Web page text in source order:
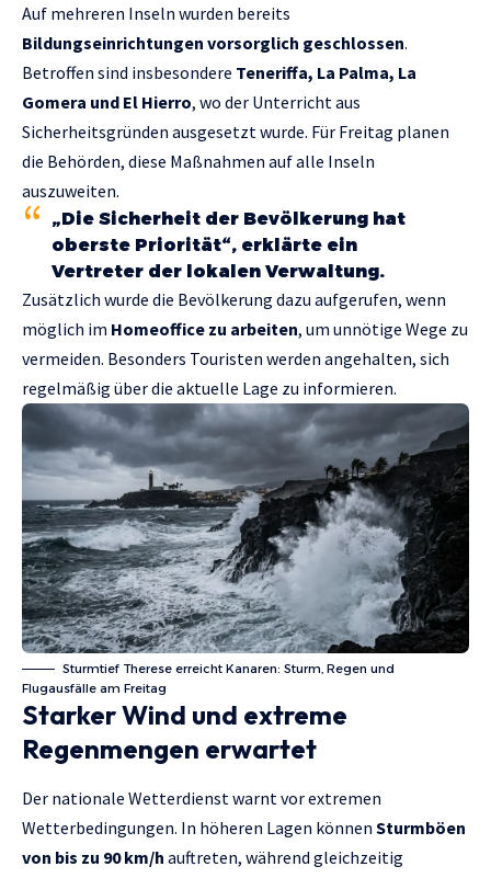
Auf mehreren Inseln wurden bereits
Bildungseinrichtungen vorsorglich geschlossen.
Betroffen sind insbesondere Teneriffa, La Palma, La
Gomera und El Hierro, wo der Unterricht aus
Sicherheitsgründen ausgesetzt wurde. Für Freitag planen
die Behörden, diese Maßnahmen auf alle Inseln
auszuweiten.
„Die Sicherheit der Bevölkerung hat
oberste Priorität“, erklärte ein
Vertreter der lokalen Verwaltung.
Zusätzlich wurde die Bevölkerung dazu aufgerufen, wenn
möglich im Homeoffice zu arbeiten, um unnötige Wege zu
vermeiden. Besonders Touristen werden angehalten, sich
regelmäßig über die aktuelle Lage zu informieren.
Sturmtief Therese erreicht Kanaren: Sturm, Regen und
Flugausfälle am Freitag
Starker Wind und extreme
Regenmengen erwartet
Der nationale Wetterdienst warnt vor extremen
Wetterbedingungen. In höheren Lagen können Sturmböen
von bis zu 90 km/h auftreten, während gleichzeitig